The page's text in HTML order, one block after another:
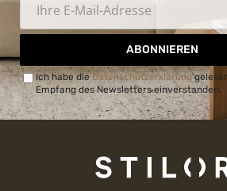
ABONNIEREN
Ich habe dieDatenschutzerklärung
Empfang des Newsletters einverstanden.